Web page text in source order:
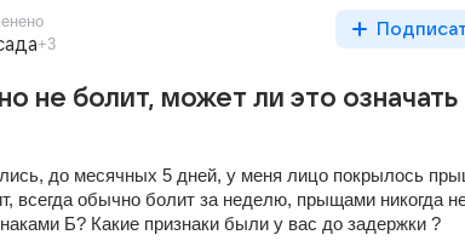
+3
не болит, может ли это означать
до месячных 5 дней, у меня лицо покрылось
всегда обычно болит за неделю, прыщами никогда
Б? Какие признаки были у вас до задержки ?